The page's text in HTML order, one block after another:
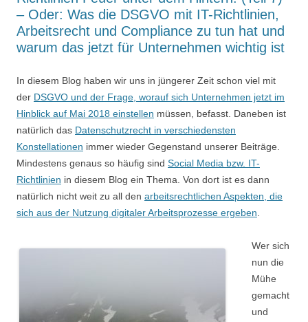
– Oder: Was die DSGVO mit IT-Richtlinien,
Arbeitsrecht und Compliance zu tun hat und
warum das jetzt für Unternehmen wichtig ist
In diesem Blog haben wir uns in jüngerer Zeit schon viel mit
der DSGVO und der Frage, worauf sich Unternehmen jetzt im
Hinblick auf Mai 2018 einstellen müssen, befasst. Daneben ist
natürlich das Datenschutzrecht in verschiedensten
Konstellationen immer wieder Gegenstand unserer Beiträge.
Mindestens genaus so häufig sind Social Media bzw. IT-
Richtlinien in diesem Blog ein Thema. Von dort ist es dann
natürlich nicht weit zu all den arbeitsrechtlichen Aspekten, die
sich aus der Nutzung digitaler Arbeitsprozesse ergeben.
Wer sich
nun die
Mühe
gemacht
und